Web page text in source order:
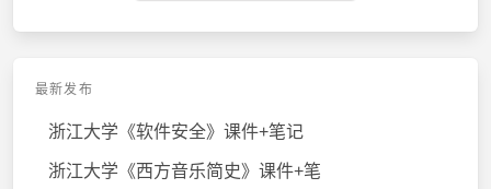
最新发布
浙江大学《软件安全》课件+笔记
浙江大学《西方音乐简史》课件+笔